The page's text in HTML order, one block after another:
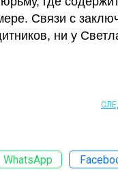
Связи с
ни у
WhatsApp